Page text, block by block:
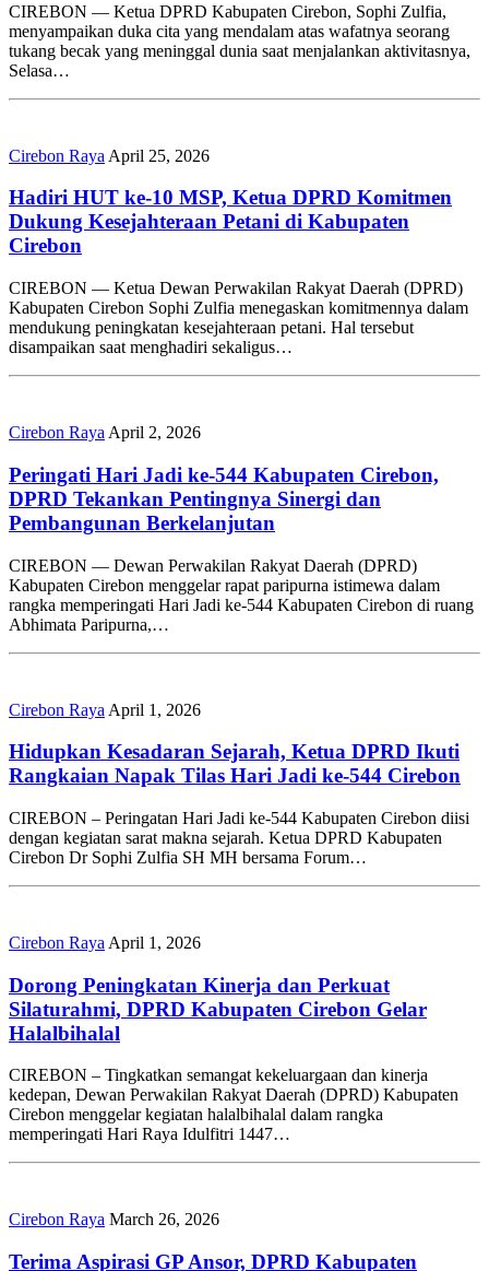
CIREBON — Ketua DPRD Kabupaten Cirebon, Sophi Zulfia,
menyampaikan duka cita yang mendalam atas wafatnya seorang
tukang becak yang meninggal dunia saat menjalankan aktivitasnya,
Selasa…
Cirebon Raya April 25, 2026
Hadiri HUT ke-10 MSP, Ketua DPRD Komitmen
Dukung Kesejahteraan Petani di Kabupaten
Cirebon
CIREBON — Ketua Dewan Perwakilan Rakyat Daerah (DPRD)
Kabupaten Cirebon Sophi Zulfia menegaskan komitmennya dalam
mendukung peningkatan kesejahteraan petani. Hal tersebut
disampaikan saat menghadiri sekaligus…
Cirebon Raya April 2, 2026
Peringati Hari Jadi ke-544 Kabupaten Cirebon,
DPRD Tekankan Pentingnya Sinergi dan
Pembangunan Berkelanjutan
CIREBON — Dewan Perwakilan Rakyat Daerah (DPRD)
Kabupaten Cirebon menggelar rapat paripurna istimewa dalam
rangka memperingati Hari Jadi ke-544 Kabupaten Cirebon di ruang
Abhimata Paripurna,…
Cirebon Raya April 1, 2026
Hidupkan Kesadaran Sejarah, Ketua DPRD Ikuti
Rangkaian Napak Tilas Hari Jadi ke-544 Cirebon
CIREBON – Peringatan Hari Jadi ke-544 Kabupaten Cirebon diisi
dengan kegiatan sarat makna sejarah. Ketua DPRD Kabupaten
Cirebon Dr Sophi Zulfia SH MH bersama Forum…
Cirebon Raya April 1, 2026
Dorong Peningkatan Kinerja dan Perkuat
Silaturahmi, DPRD Kabupaten Cirebon Gelar
Halalbihalal
CIREBON – Tingkatkan semangat kekeluargaan dan kinerja
kedepan, Dewan Perwakilan Rakyat Daerah (DPRD) Kabupaten
Cirebon menggelar kegiatan halalbihalal dalam rangka
memperingati Hari Raya Idulfitri 1447…
Cirebon Raya March 26, 2026
Terima Aspirasi GP Ansor, DPRD Kabupaten